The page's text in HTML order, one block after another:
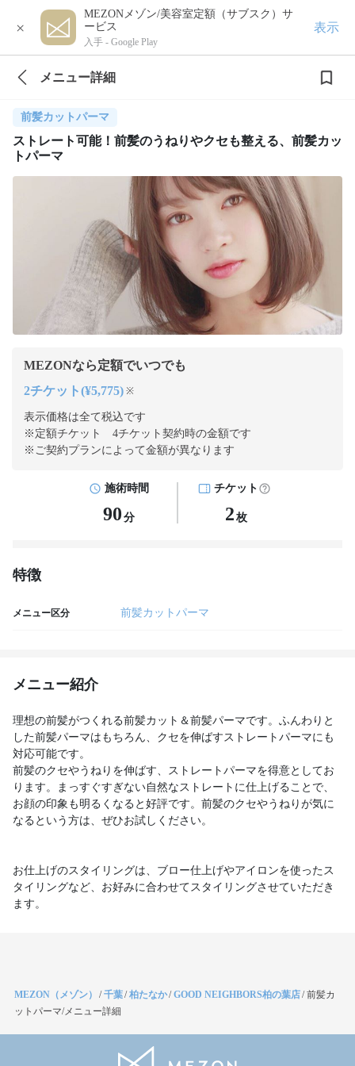
×
MEZONメゾン/美容室定額（サブスク）サ
ービス
入手 - Google Play
表示
メニュー詳細
前髪カットパーマ
ストレート可能！前髪のうねりやクセも整える、前髪カッ
トパーマ
MEZONなら定額でいつでも
2チケット(¥5,775) ※
表示価格は全て税込です
※定額チケット 4チケット契約時の金額です
※ご契約プランによって金額が異なります
施術時間
90 分
チケット
2 枚
特徴
メニュー区分 前髪カットパーマ
メニュー紹介
理想の前髪がつくれる前髪カット＆前髪パーマです。ふんわりと
した前髪パーマはもちろん、クセを伸ばすストレートパーマにも
対応可能です。
前髪のクセやうねりを伸ばす、ストレートパーマを得意としてお
ります。まっすぐすぎない自然なストレートに仕上げることで、
お顔の印象も明るくなると好評です。前髪のクセやうねりが気に
なるという方は、ぜひお試しください。
お仕上げのスタイリングは、ブロー仕上げやアイロンを使ったス
タイリングなど、お好みに合わせてスタイリングさせていただき
ます。
MEZON（メゾン） /千葉/柏たなか/GOOD NEIGHBORS柏の葉店/前髪カ
ットパーマ/メニュー詳細